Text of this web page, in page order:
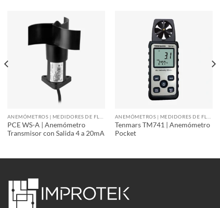
ANEMÓMETROS | MEDIDORES DE FLUJO DE AIRE
PCE WS-A | Anemómetro
Transmisor con Salida 4 a 20mA
ANEMÓMETROS | MEDIDORES DE FLUJO DE AIRE
Tenmars TM741 | Anemómetro
Pocket